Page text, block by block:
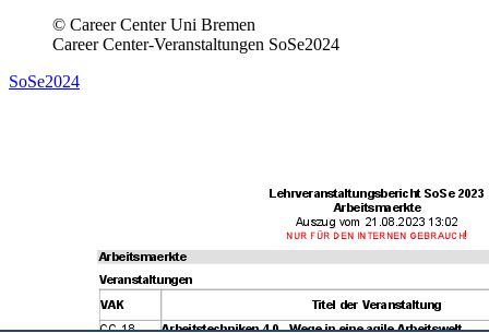
© Career Center Uni Bremen
Career Center-Veranstaltungen SoSe2024
SoSe2024